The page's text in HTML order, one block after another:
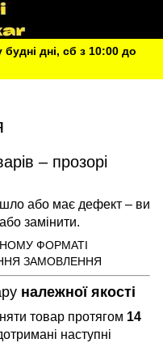
дні, сб з 10:00 до
– прозорі
або має дефект – ви
замінити.
ФОРМАТІ
ЗАМОВЛЕННЯ
належної якості
товар протягом 14
наступні